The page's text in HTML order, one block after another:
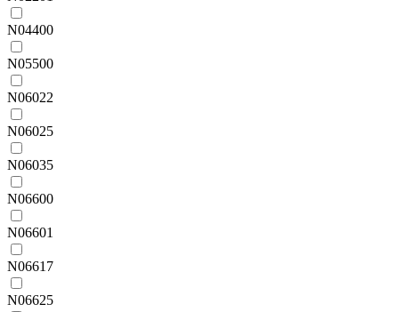
N04400
N05500
N06022
N06025
N06035
N06600
N06601
N06617
N06625